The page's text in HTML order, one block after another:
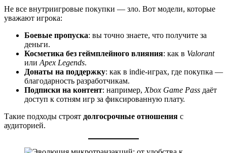
Не все внутриигровые покупки — зло. Вот модели, которые
уважают игрока:
Боевые пропуска: вы точно знаете, что получите за
деньги.
Косметика без геймплейного влияния: как в Valorant
или Apex Legends.
Донаты на поддержку: как в indie-играх, где покупка —
благодарность разработчикам.
Подписки на контент: например, Xbox Game Pass даёт
доступ к сотням игр за фиксированную плату.
Такие подходы строят долгосрочные отношения с
аудиторией.